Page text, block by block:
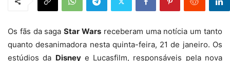
Os fãs da sagaStar Wars receberam uma notícia um tanto
quanto desanimadora nesta quinta-feira, 21 de janeiro. Os
estúdios da Disneye Lucasfilm, responsáveis pela nova